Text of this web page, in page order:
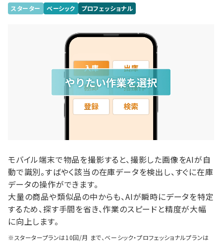
スターター
ベーシック プロフェッショナル
モバイル端末で物品を撮影すると、撮影した画像をAIが自
動で識別。すばやく該当の在庫データを検出し、すぐに在庫
データの操作ができます。
大量の商品や類似品の中からも、AIが瞬時にデータを特定
するため、探す手間を省き、作業のスピードと精度が大幅
に向上します。
※スタータープランは10回/月 まで、ベーシック・プロフェッショナルプランは